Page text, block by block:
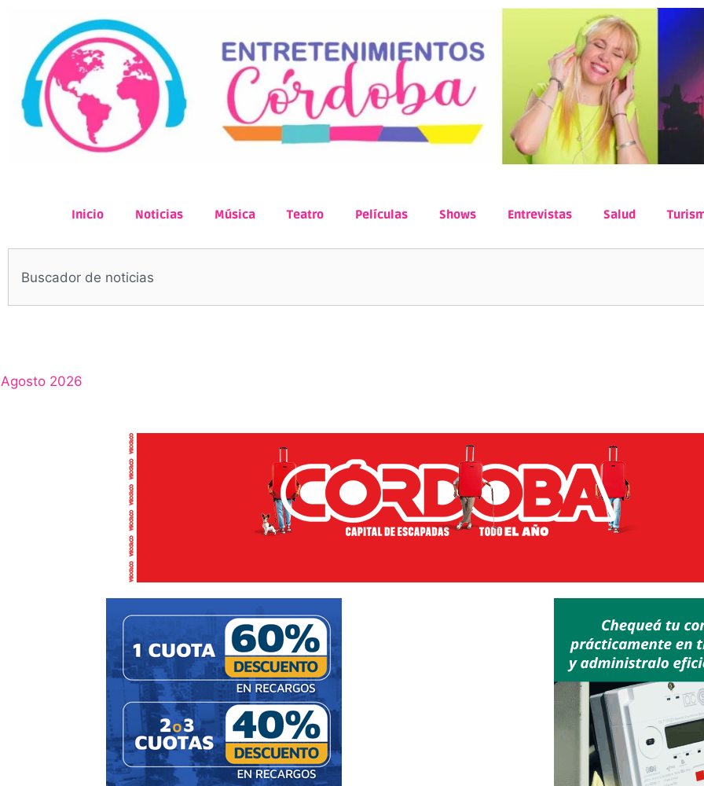
Inicio Noticias Música Teatro Películas Shows Entrevistas Salud
Agosto 2026